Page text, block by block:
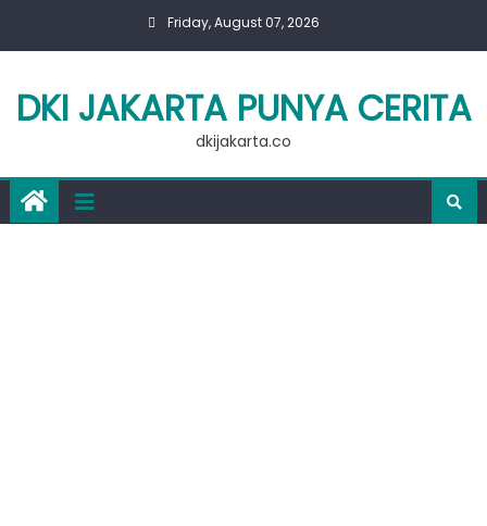
Friday, August 07, 2026
DKI JAKARTA PUNYA CERITA
dkijakarta.co